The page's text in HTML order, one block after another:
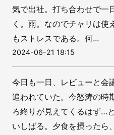
気で出社。打ち合わせで一
く。雨。なのでチャリは使
もストレスである。何...
2024-06-21 18:15
今日も一日、レビューと会
追われていた。今怒涛の時
ろ終りが見えてくるはず…
いしばる。夕食を摂ったら